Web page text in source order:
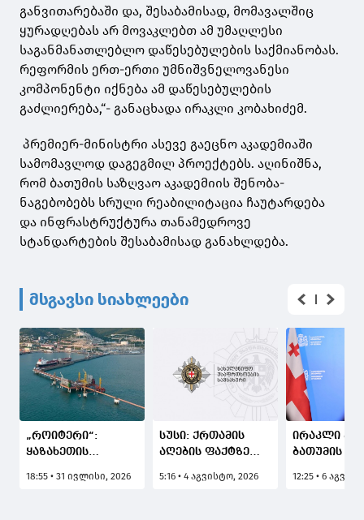
განვითარებაში და, შესაბამისად, მომავალშიც
ყურადღებას არ მოვაკლებთ ამ უმაღლესი
საგანმანათლებლო დაწესებულების საქმიანობას.
რეფორმის ერთ-ერთი უმნიშვნელოვანესი
კომპონენტი იქნება ამ დაწესებულების
გაძლიერება,“- განაცხადა ირაკლი კობახიძემ.
პრემიერ-მინისტრი ასევე გაეცნო აკადემიაში
სამომავლოდ დაგეგმილ პროექტებს. აღინიშნა,
რომ ბათუმის საზღვაო აკადემიის შენობა-
ნაგებობებს სრული რეაბილიტაცია ჩაუტარდება
და ინფრასტრუქტურა თანამედროვე
სტანდარტების შესაბამისად განახლდება.
მსგავსი სიახლეები
„როიტერი“:
ყაზახეთის
ნავთობსაბადოს
18:55 • 31 ივლისი, 2026
სუსი: ქრთამის
აღების ფაქტზე
"ბათუმის
5:16 • 4 აგვისტო, 2026
ირაკლი
ბათუმის
12:25 • 6